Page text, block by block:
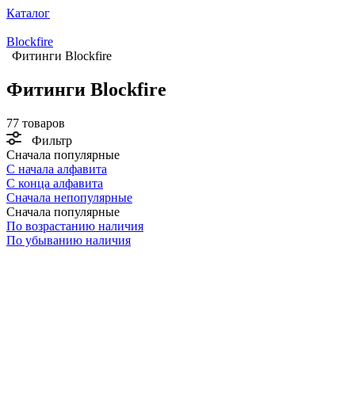
Каталог
Blockfire
Фитинги Blockfire
Фитинги Blockfire
77 товаров
Фильтр
Сначала популярные
С начала алфавита
С конца алфавита
Сначала непопулярные
Сначала популярные
По возрастанию наличия
По убыванию наличия